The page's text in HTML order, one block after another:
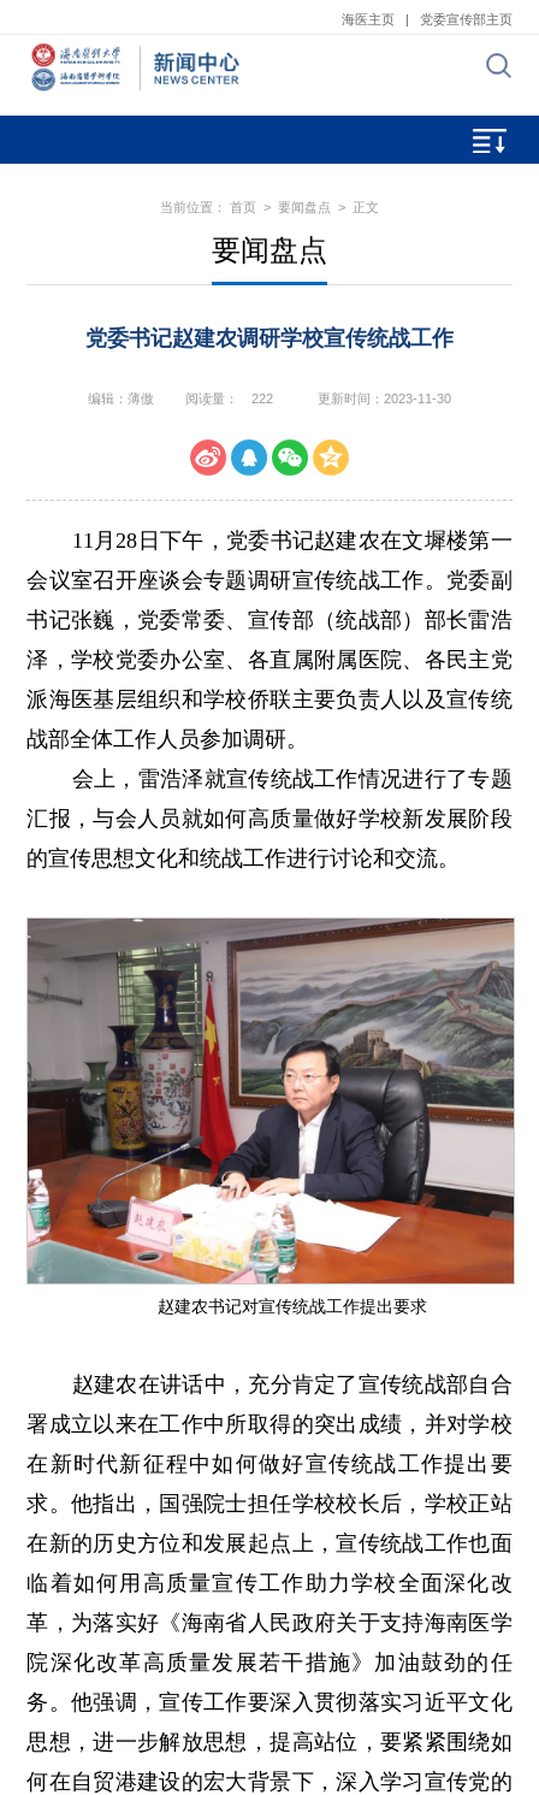
海医主页 | 党委宣传部主页
当前位置： 首页 > 要闻盘点 > 正文
要闻盘点
党委书记赵建农调研学校宣传统战工作
编辑：薄傲 阅读量： 222 更新时间：2023-11-30
11月28日下午，党委书记赵建农在文墀楼第一
会议室召开座谈会专题调研宣传统战工作。党委副
书记张巍，党委常委、宣传部（统战部）部长雷浩
泽，学校党委办公室、各直属附属医院、各民主党
派海医基层组织和学校侨联主要负责人以及宣传统
战部全体工作人员参加调研。
会上，雷浩泽就宣传统战工作情况进行了专题
汇报，与会人员就如何高质量做好学校新发展阶段
的宣传思想文化和统战工作进行讨论和交流。
赵建农书记对宣传统战工作提出要求
赵建农在讲话中，充分肯定了宣传统战部自合
署成立以来在工作中所取得的突出成绩，并对学校
在新时代新征程中如何做好宣传统战工作提出要
求。他指出，国强院士担任学校校长后，学校正站
在新的历史方位和发展起点上，宣传统战工作也面
临着如何用高质量宣传工作助力学校全面深化改
革，为落实好《海南省人民政府关于支持海南医学
院深化改革高质量发展若干措施》加油鼓劲的任
务。他强调，宣传工作要深入贯彻落实习近平文化
思想，进一步解放思想，提高站位，要紧紧围绕如
何在自贸港建设的宏大背景下，深入学习宣传党的